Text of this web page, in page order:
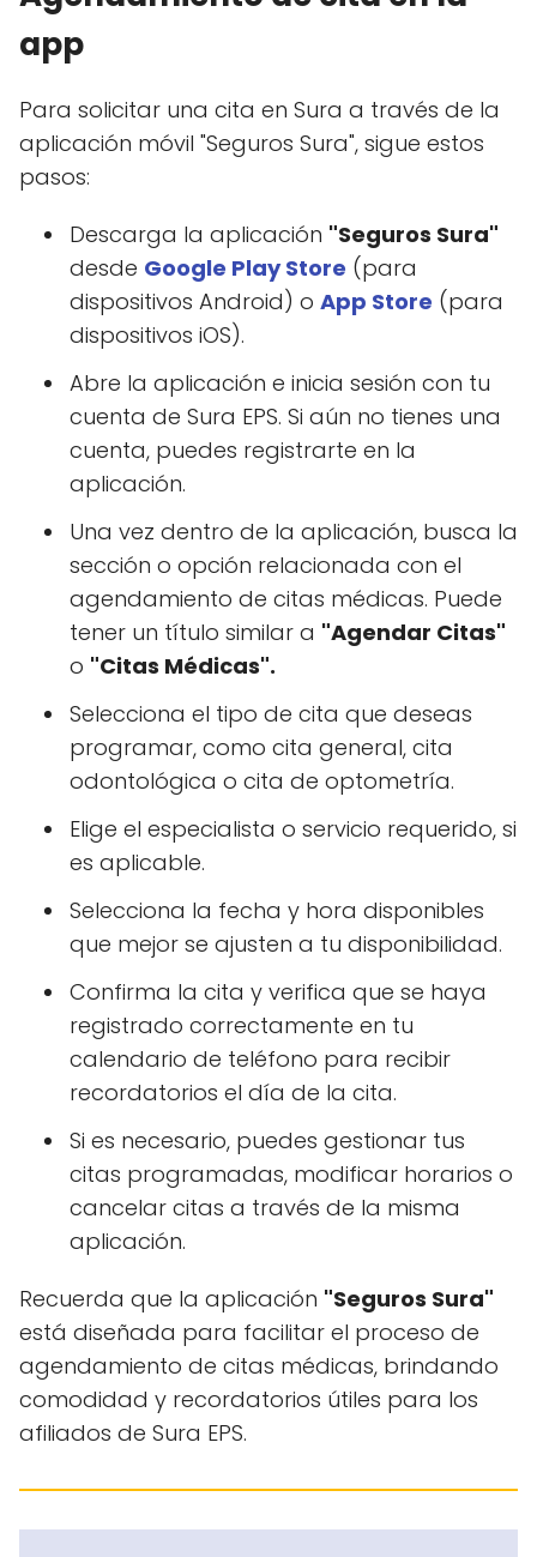
app
Para solicitar una cita en Sura a través de la
aplicación móvil "Seguros Sura", sigue estos
pasos:
Descarga la aplicación "Seguros Sura"
desde Google Play Store (para
dispositivos Android) o App Store (para
dispositivos iOS).
Abre la aplicación e inicia sesión con tu
cuenta de Sura EPS. Si aún no tienes una
cuenta, puedes registrarte en la
aplicación.
Una vez dentro de la aplicación, busca la
sección o opción relacionada con el
agendamiento de citas médicas. Puede
tener un título similar a "Agendar Citas"
o "Citas Médicas".
Selecciona el tipo de cita que deseas
programar, como cita general, cita
odontológica o cita de optometría.
Elige el especialista o servicio requerido, si
es aplicable.
Selecciona la fecha y hora disponibles
que mejor se ajusten a tu disponibilidad.
Confirma la cita y verifica que se haya
registrado correctamente en tu
calendario de teléfono para recibir
recordatorios el día de la cita.
Si es necesario, puedes gestionar tus
citas programadas, modificar horarios o
cancelar citas a través de la misma
aplicación.
Recuerda que la aplicación "Seguros Sura"
está diseñada para facilitar el proceso de
agendamiento de citas médicas, brindando
comodidad y recordatorios útiles para los
afiliados de Sura EPS.